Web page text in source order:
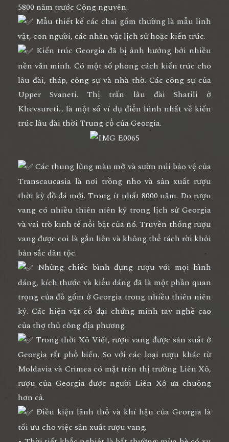
5800 năm trước Công nguyên.
Mẫu thiết kế các chai gốm thường là mẫu linh
vật, con người, các nhân vật lịch sử hoặc kiến trúc.
Kiến trúc Georgia đã bị ảnh hưởng bởi nhiều
nền văn minh. Có một số phong cách kiến trúc cho
lâu đài, tháp, công sự và nhà thờ. Các công sự của
Upper Svaneti. Thị trấn lâu đài Shatili ở
Khevsureti… là một số ví dụ điển hình nhất về kiến
trúc lâu đài thời Trung cổ của Georgia.
Các thung lũng màu mỡ và sườn núi bảo vệ của
Transcaucasia là nơi trồng nho và sản xuất rượu
thời kỳ đồ đá mới. Trong ít nhất 8000 năm. Do rượu
vang có nhiều thiên niên kỷ trong lịch sử Georgia
và vai trò kinh tế nổi bật của nó. Truyền thống rượu
vang được coi là gắn liền và không thể tách rời khỏi
bản sắc dân tộc.
Những chiếc bình đựng rượu với mọi hình
dáng, kích thước và kiểu dáng đã là một phần quan
trọng của đồ gốm ở Georgia trong nhiều thiên niên
kỷ. Các hiện vật cổ đại chứng minh tay nghề cao
của thợ thủ công địa phương.
Trong thời Xô Viết, rượu vang được sản xuất ở
Georgia rất phổ biến. So với các loại rượu khác từ
Moldavia và Crimea có mặt trên thị trường Liên Xô,
rượu của Georgia được người Liên Xô ưa chuộng
hơn cả.
Điều kiện lãnh thổ và khí hậu của Georgia là
tối ưu cho việc sản xuất rượu vang.